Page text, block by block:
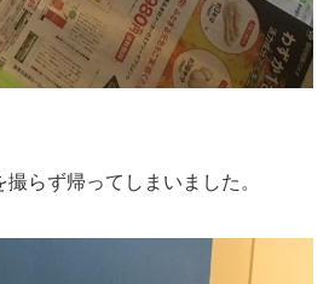
らず帰ってしまいました。